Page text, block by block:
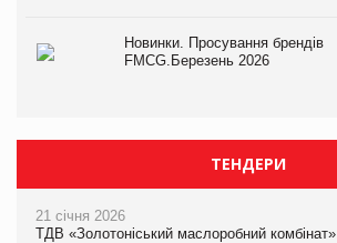
Новинки. Просування брендів
FMCG.Березень 2026
ТЕНДЕРИ
21 січня 2026
ТДВ «Золотоніський маслоробний комбінат»